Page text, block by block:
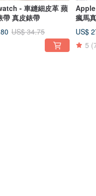
- 車縫細皮革 蘋
帶 真皮錶帶
US$ 34.75
瘋馬
US$
5